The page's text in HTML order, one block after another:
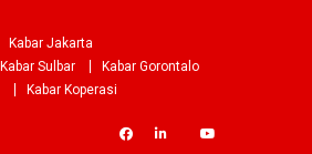
Kabar Jakarta
Kabar Sulbar
Kabar Gorontalo
Kabar Koperasi